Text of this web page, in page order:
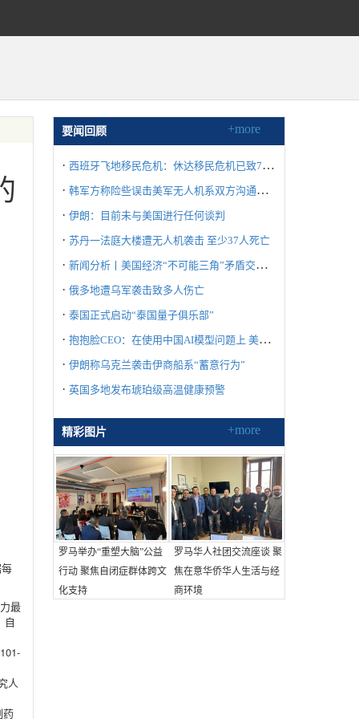
最
自
人
药
要闻回顾 +more
· 西班牙飞地移民危机：休达移民危机已致72人死亡
· 韩军方称险些误击美军无人机系双方沟通失误所致
· 伊朗：目前未与美国进行任何谈判
· 苏丹一法庭大楼遭无人机袭击 至少37人死亡
· 新闻分析丨美国经济“不可能三角”矛盾交织冲击世界
· 俄多地遭乌军袭击致多人伤亡
· 泰国正式启动“泰国量子俱乐部”
· 抱抱脸CEO：在使用中国AI模型问题上 美国不要“自废武功”
· 伊朗称乌克兰袭击伊商船系“蓄意行为”
· 英国多地发布琥珀级高温健康预警
精彩图片 +more
罗马举办“重塑大脑”公益
行动 聚焦自闭症群体跨文
化支持
罗马华人社团交流座谈 聚
焦在意华侨华人生活与经
商环境